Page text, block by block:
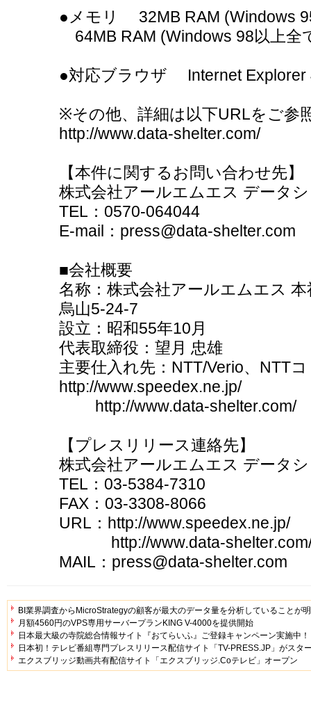
●メモリ 32MB RAM (Windows
64MB RAM (Windows 98以上全
●対応ブラウザ Internet Explorer
※その他、詳細は以下URLをご参
http://www.data-shelter.com/
【本件に関するお問い合わせ先】
株式会社アールエムエス データ
TEL：0570-064044
E-mail：press@data-shelter.com
■会社概要
名称：株式会社アールエムエス
烏山5-24-7
設立：昭和55年10月
代表取締役：望月 忠雄
主要仕入れ先：NTT/Verio、NTT
http://www.speedex.ne.jp/
http://www.data-shelter.com/
【プレスリリース連絡先】
株式会社アールエムエス データ
TEL：03-5384-7310
FAX：03-3308-8066
URL：http://www.speedex.ne.jp/
http://www.data-
MAIL：press@data-shelter.com
BI業界調査からMicroStrategyの顧客が最大のデータ量を分析していることが
月額4560円のVPS専用サーバープランKING V-4000を提供開始
日本最大級の寺院総合情報サイト『おてらいふ』ご登録キャンペーン実施中！
日本初！テレビ番組専門プレスリリース配信サイト「TV-PRESS.JP」がスタ
エクスブリッジ動画共有配信サイト「エクスブリッジ.Coテレビ」オープン